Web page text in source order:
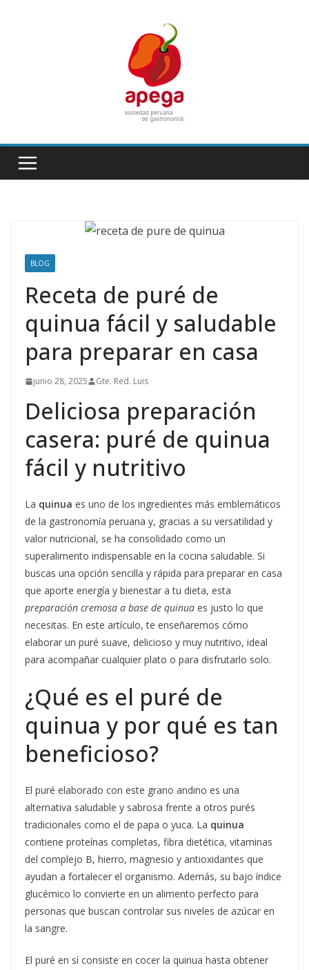
BLOG
Receta de puré de
quinua fácil y saludable
para preparar en casa
junio 28, 2025 Gte. Red. Luis
Deliciosa preparación
casera: puré de quinua
fácil y nutritivo
La quinua es uno de los ingredientes más emblemáticos
de la gastronomía peruana y, gracias a su versatilidad y
valor nutricional, se ha consolidado como un
superalimento indispensable en la cocina saludable. Si
buscas una opción sencilla y rápida para preparar en casa
que aporte energía y bienestar a tu dieta, esta
preparación cremosa a base de quinua es justo lo que
necesitas. En este artículo, te enseñaremos cómo
elaborar un puré suave, delicioso y muy nutritivo, ideal
para acompañar cualquier plato o para disfrutarlo solo.
¿Qué es el puré de
quinua y por qué es tan
beneficioso?
El puré elaborado con este grano andino es una
alternativa saludable y sabrosa frente a otros purés
tradicionales como el de papa o yuca. La quinua
contiene proteínas completas, fibra dietética, vitaminas
del complejo B, hierro, magnesio y antioxidantes que
ayudan a fortalecer el organismo. Además, su bajo índice
glucémico lo convierte en un alimento perfecto para
personas que buscan controlar sus niveles de azúcar en
la sangre.
El puré en sí consiste en cocer la quinua hasta obtener